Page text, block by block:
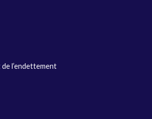
l’endettement